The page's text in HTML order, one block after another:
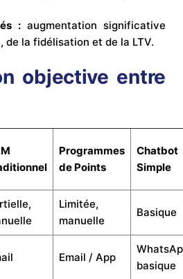
:augmentation significative
de la fidélisation et de la LTV.
objective entre
Programmes
de Points
Chatbot
Simple
Limitée,
manuelle
Basique
Email / App
basique